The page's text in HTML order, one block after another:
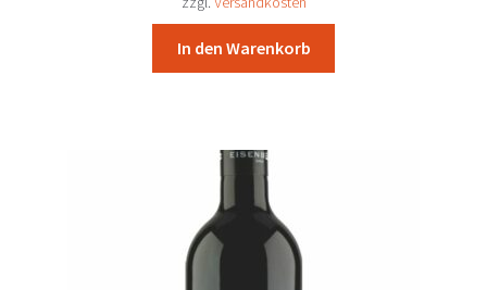
In den Warenkorb